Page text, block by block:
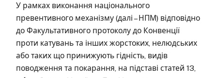
У рамках виконання національного
превентивного механізму (далі – НПМ) відповідно
до Факультативного протоколу до Конвенції
проти катувань та інших жорстоких, нелюдських
або таких що принижують гідність, видів
поводження та покарання, на підставі статей 13,